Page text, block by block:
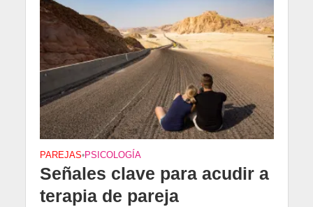
PAREJAS•PSICOLOGÍA
Señales clave para acudir a
terapia de pareja